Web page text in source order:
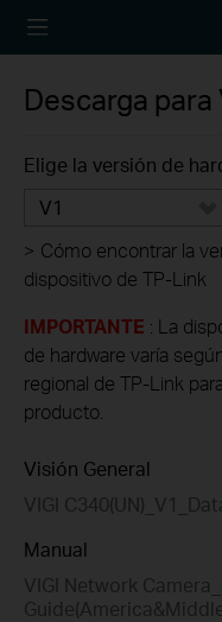
TP-
Descarga para
Elige la versión de
V1
> Cómo encontrar la
dispositivo de TP-Link
IMPORTANTE : La
de hardware varía
regional de TP-Link
producto.
Visión General
VIGI
Manual
VIGI Network